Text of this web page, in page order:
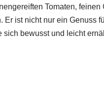
Tomaten, feinen
Er ist nicht nur ein Genuss
sich bewusst und leicht